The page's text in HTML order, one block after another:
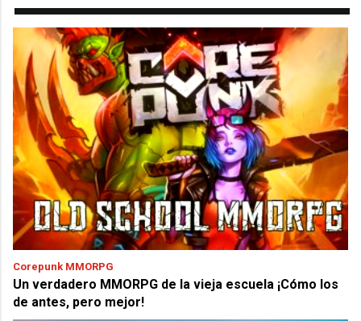
Corepunk MMORPG
Un verdadero MMORPG de la vieja escuela ¡Cómo los
de antes, pero mejor!